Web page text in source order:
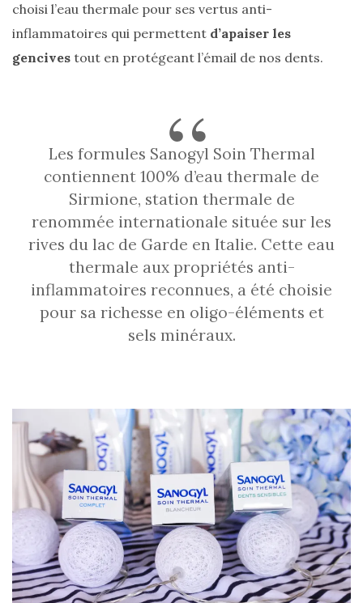
sacs
tendances
printemps
sélection
09/05/2026
choisi l’eau thermale pour ses vertus anti-
inflammatoires qui permettent d’apaiser les
gencives tout en protégeant l’émail de nos dents.
Les formules Sanogyl Soin Thermal
contiennent 100% d’eau thermale de
Sirmione, station thermale de
renommée internationale située sur les
rives du lac de Garde en Italie. Cette eau
thermale aux propriétés anti-
inflammatoires reconnues, a été choisie
pour sa richesse en oligo-éléments et
sels minéraux.